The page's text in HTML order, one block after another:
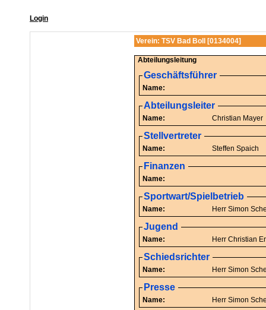
Login
Verein: TSV Bad Boll [0134004]
Abteilungsleitung
Geschäftsführer
Name:
Abteilungsleiter
Name: Christian Mayer
Stellvertreter
Name: Steffen Spaich
Finanzen
Name:
Sportwart/Spielbetrieb
Name: Herr
Jugend
Name: Herr
Schiedsrichter
Name: Herr
Presse
Name: Herr